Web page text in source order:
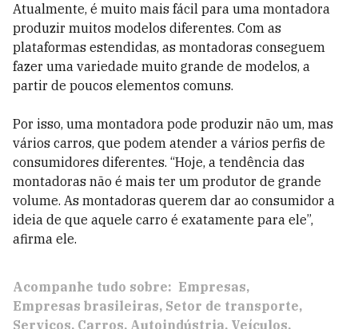
Atualmente, é muito mais fácil para uma montadora
produzir muitos modelos diferentes. Com as
plataformas estendidas, as montadoras conseguem
fazer uma variedade muito grande de modelos, a
partir de poucos elementos comuns.
Por isso, uma montadora pode produzir não um, mas
vários carros, que podem atender a vários perfis de
consumidores diferentes. “Hoje, a tendência das
montadoras não é mais ter um produtor de grande
volume. As montadoras querem dar ao consumidor a
ideia de que aquele carro é exatamente para ele”,
afirma ele.
Acompanhe tudo sobre: Empresas
Empresas brasileiras Setor de transporte
Serviços Carros Autoindústria Veículos